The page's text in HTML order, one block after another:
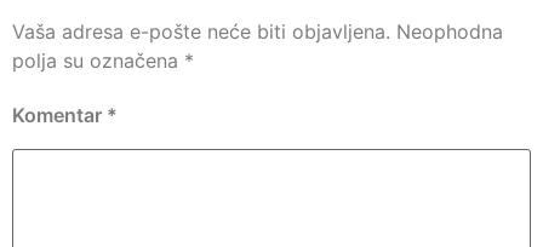
Vaša adresa e-pošte neće biti objavljena. Neophodna
polja su označena *
Komentar *